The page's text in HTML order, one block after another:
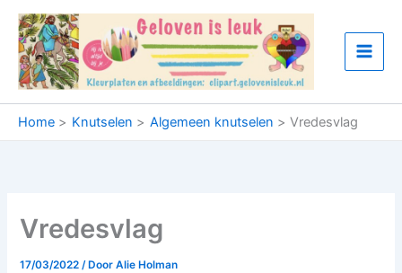
naar
inhoud
Home Knutselen Algemeen knutselen Vredesvlag
Vredesvlag
17/03/2022/ DoorAlie Holman